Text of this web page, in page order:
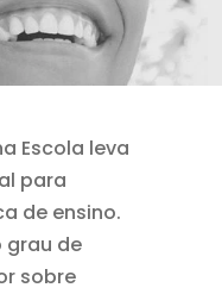
Escola leva
para
de ensino.
grau de
sobre